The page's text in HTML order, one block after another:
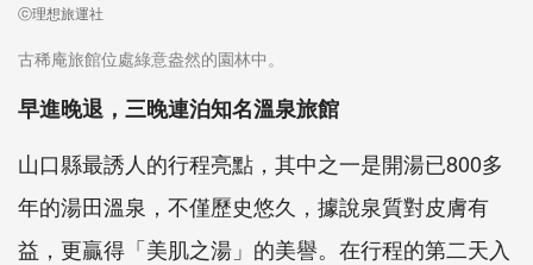
ⓒ理想旅運社
古稀庵旅館位處綠意盎然的園林中。
早進晚退，三晚連泊知名溫泉旅館
山口縣最誘人的行程亮點，其中之一是開湯已800多
年的湯田溫泉，不僅歷史悠久，據說泉質對皮膚有
益，更贏得「美肌之湯」的美譽。在行程的第二天入